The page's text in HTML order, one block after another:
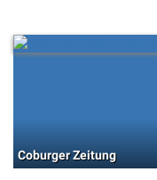
Coburger Zeitung